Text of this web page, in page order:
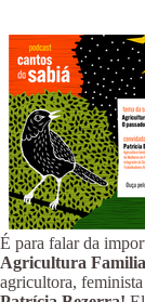
É para falar da
Agricultura
agricultora,